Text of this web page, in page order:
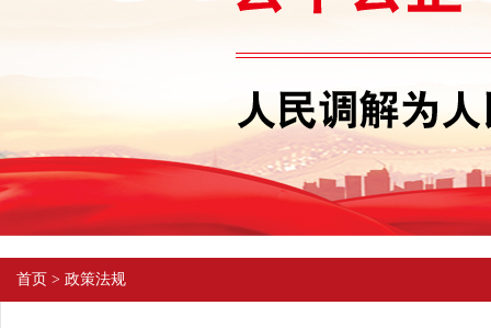
首页 > 政策法规